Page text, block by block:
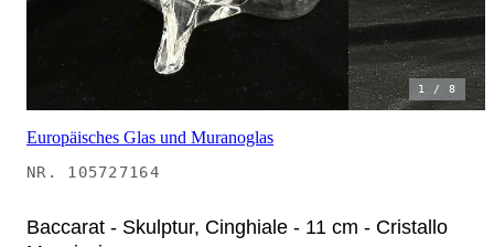
1 /8
Europäisches Glas und Muranoglas
NR. 105727164
Baccarat - Skulptur, Cinghiale - 11 cm - Cristallo